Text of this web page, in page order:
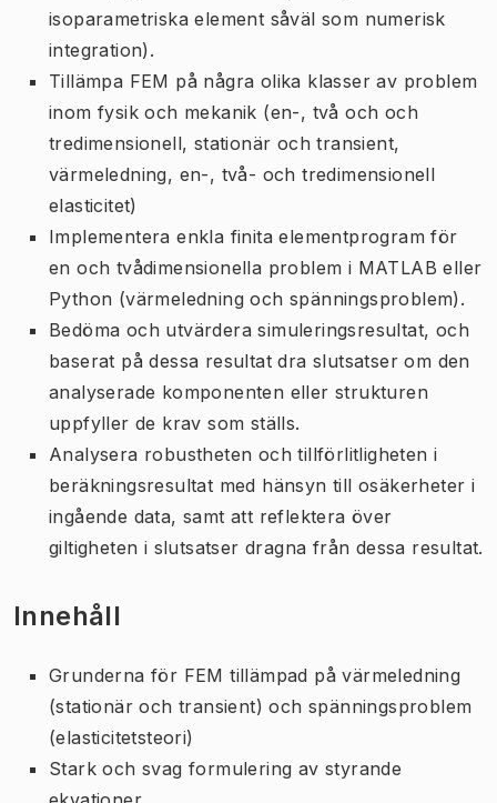
isoparametriska element såväl som numerisk
integration).
Tillämpa FEM på några olika klasser av problem
inom fysik och mekanik (en-, två och och
tredimensionell, stationär och transient,
värmeledning, en-, två- och tredimensionell
elasticitet)
Implementera enkla finita elementprogram för
en och tvådimensionella problem i MATLAB eller
Python (värmeledning och spänningsproblem).
Bedöma och utvärdera simuleringsresultat, och
baserat på dessa resultat dra slutsatser om den
analyserade komponenten eller strukturen
uppfyller de krav som ställs.
Analysera robustheten och tillförlitligheten i
beräkningsresultat med hänsyn till osäkerheter i
ingående data, samt att reflektera över
giltigheten i slutsatser dragna från dessa resultat.
Innehåll
Grunderna för FEM tillämpad på värmeledning
(stationär och transient) och spänningsproblem
(elasticitetsteori)
Stark och svag formulering av styrande